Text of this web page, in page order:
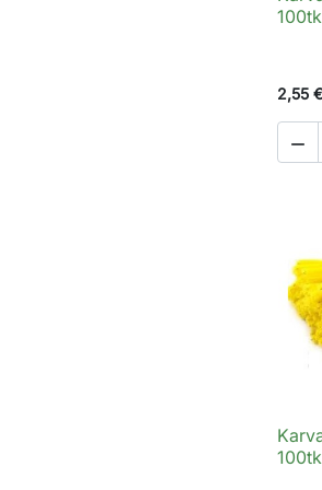
100tk
2,55 €

100tk